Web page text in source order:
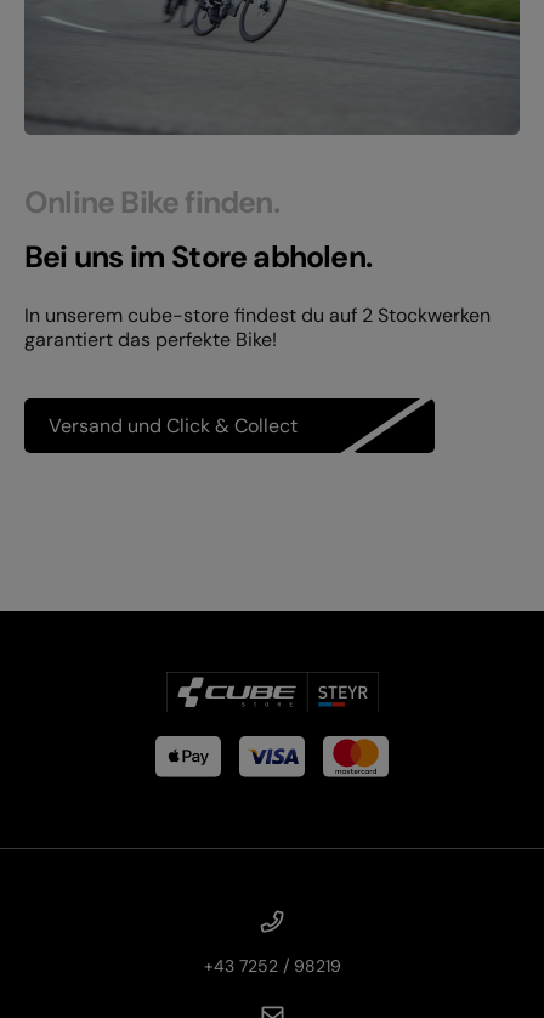
Online Bike finden.
Bei uns im Store abholen.
In unserem cube-store findest du auf 2 Stockwerken
garantiert das perfekte Bike!
Versand und Click & Collect
+43 7252 / 98219